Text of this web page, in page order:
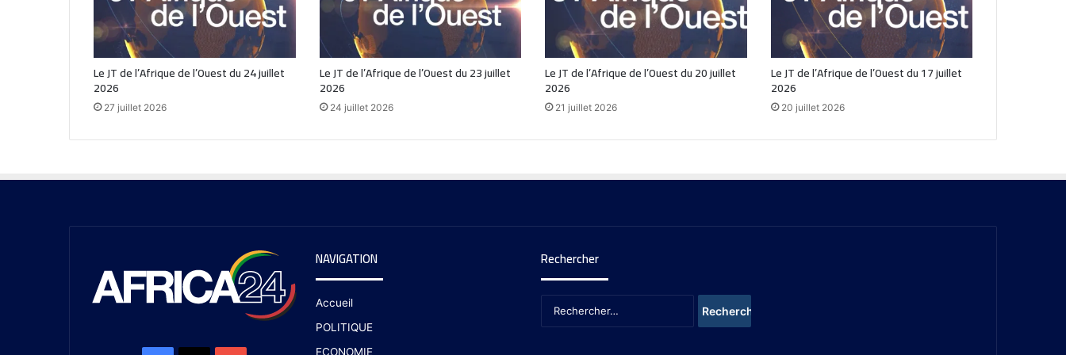
Le JT de l’Afrique de l’Ouest du 24 juillet
2026
27 juillet 2026
Le JT de l’Afrique de l’Ouest du 23 juillet
2026
24 juillet 2026
Le JT de l’Afrique de l’Ouest du 20 juillet
2026
21 juillet 2026
Le JT de l’Afrique de l’Ouest du 17 juillet
2026
20 juillet 2026
NAVIGATION
Accueil
POLITIQUE
ECONOMIE
Rechercher